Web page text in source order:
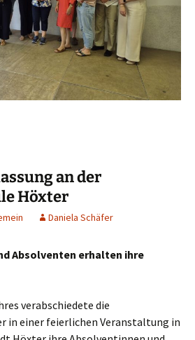
an der
Höxter
Daniela Schäfer
Absolventen erhalten ihre
verabschiedete die
in einer feierlichen Veranstaltung in